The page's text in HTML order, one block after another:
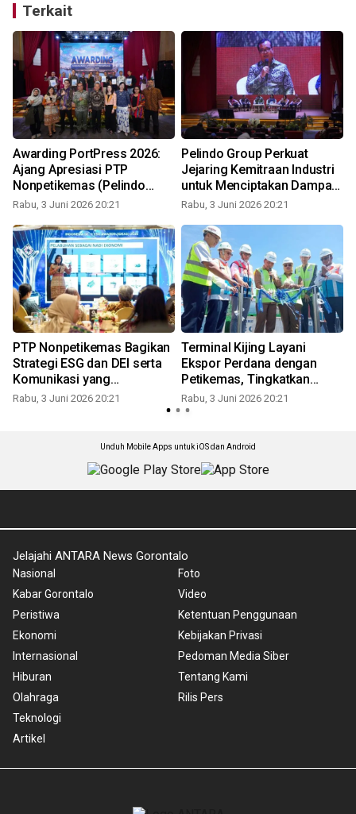
Terkait
Awarding PortPress 2026:
Ajang Apresiasi PTP
Nonpetikemas (Pelindo
Group) atas Karya
Bersama Media
Rabu, 3 Juni 2026 20:21
Pelindo Group Perkuat
Jejaring Kemitraan Industri
untuk Menciptakan Dampak
Ekonomi yang Lebih Luas
Rabu, 3 Juni 2026 20:21
PTP Nonpetikemas Bagikan
Strategi ESG dan DEI serta
Komunikasi yang
Berdampak pada IDEAS
Rabu, 3 Juni 2026 20:21
Terminal Kijing Layani
Ekspor Perdana dengan
Petikemas, Tingkatkan
Konektivitas Logistik
Nasional
Rabu, 3 Juni 2026 20:21
Unduh Mobile Apps untuk iOS dan Android
Jelajahi ANTARA News Gorontalo
Nasional
Kabar Gorontalo
Peristiwa
Ekonomi
Internasional
Hiburan
Olahraga
Teknologi
Artikel
Foto
Video
Ketentuan Penggunaan
Kebijakan Privasi
Pedoman Media Siber
Tentang Kami
Rilis Pers